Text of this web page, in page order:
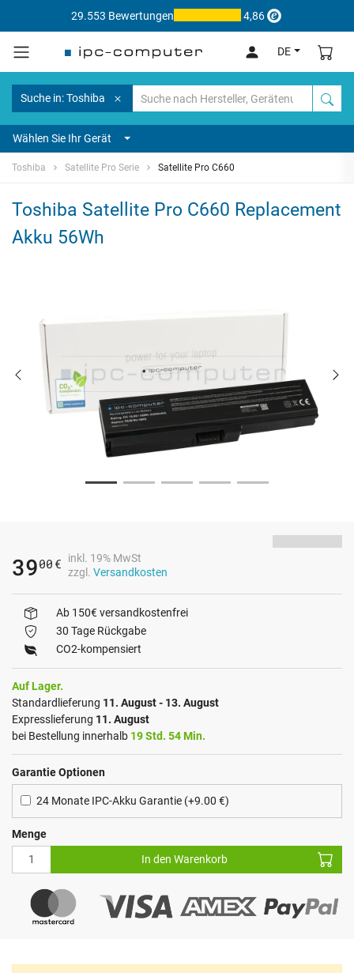
29.553 Bewertungen 4,86
DE
Suche in: Toshiba
Wählen Sie Ihr Gerät
Toshiba Satellite Pro Serie Satellite Pro C660
Toshiba Satellite Pro C660 Replacement
Akku 56Wh
3900 €
inkl. 19% MwSt
zzgl. Versandkosten
Ab 150€ versandkostenfrei
30 Tage Rückgabe
CO2-kompensiert
Auf Lager.
Standardlieferung 11. August - 13. August
Expresslieferung 11. August
bei Bestellung innerhalb 19 Std. 54 Min.
Garantie Optionen
24 Monate IPC-Akku Garantie (+9.00 €)
Menge
In den Warenkorb